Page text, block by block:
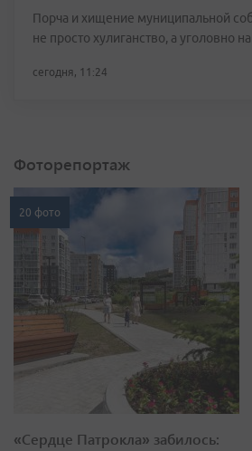
Порча и хищение муниципальной
не просто хулиганство, а уголовно
сегодня, 11:24
Фоторепортаж
20 фото
«Сердце Патрокла» забилось: